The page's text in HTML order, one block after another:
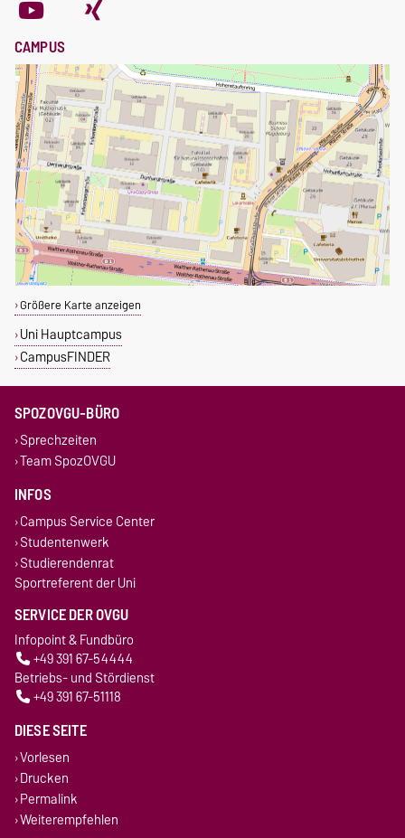
CAMPUS
Größere Karte anzeigen
Uni Hauptcampus
CampusFINDER
SPOZOVGU-BÜRO
Sprechzeiten
Team SpozOVGU
INFOS
Campus Service Center
Studentenwerk
Studierendenrat
Sportreferent der Uni
SERVICE DER OVGU
Infopoint & Fundbüro
+49 391 67-54444
Betriebs- und Stördienst
+49 391 67-51118
DIESE SEITE
Vorlesen
Drucken
Permalink
Weiterempfehlen